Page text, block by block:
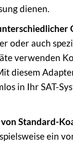
dienen.
oder auch
verwenden
diesem
in Ihr SAT-
Standard-
ein